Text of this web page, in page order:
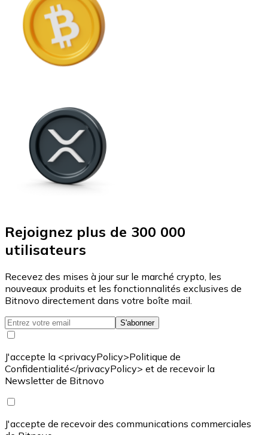
Rejoignez plus de 300 000
utilisateurs
Recevez des mises à jour sur le marché crypto, les
nouveaux produits et les fonctionnalités exclusives de
Bitnovo directement dans votre boîte mail.
S'abonner
J'accepte la <privacyPolicy>Politique de
Confidentialité</privacyPolicy> et de recevoir la
Newsletter de Bitnovo
J'accepte de recevoir des communications commerciales